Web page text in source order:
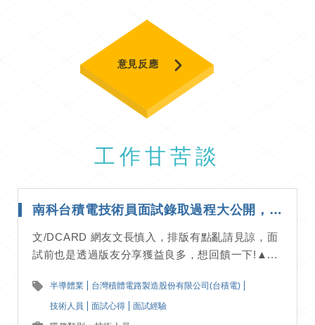
意見反應
工作甘苦談
南科台積電技術員面試錄取過程大公開，想進台積電必看！｜面試經驗分享
文/DCARD 網友文長慎入，排版有點亂請見諒，面
試前也是透過版友分享獲益良多，想回饋一下!▲...
半導體業 台灣積體電路製造股份有限公司(台積電)
技術人員 面試心得 面試經驗